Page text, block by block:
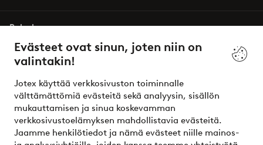
Evästeet ovat sinun, joten niin on
valintakin!
Jotex käyttää verkkosivuston toiminnalle
välttämättömiä evästeitä sekä analyysin, sisällön
mukauttamisen ja sinua koskevamman
verkkosivustoelämyksen mahdollistavia evästeitä.
Jaamme henkilötiedot ja nämä evästeet niille mainos-
Palvelumme
Ehdot
Ystävät